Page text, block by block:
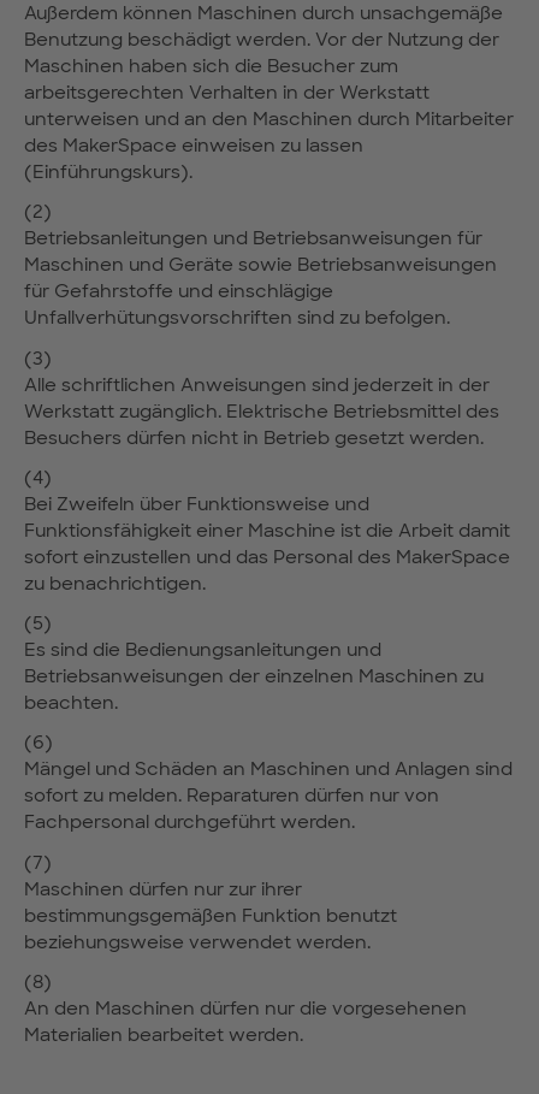
Außerdem können Maschinen durch unsachgemäße
Benutzung beschädigt werden. Vor der Nutzung der
Maschinen haben sich die Besucher zum
arbeitsgerechten Verhalten in der Werkstatt
unterweisen und an den Maschinen durch Mitarbeiter
des MakerSpace einweisen zu lassen
(Einführungskurs).
(2)
Betriebsanleitungen und Betriebsanweisungen für
Maschinen und Geräte sowie Betriebsanweisungen
für Gefahrstoffe und einschlägige
Unfallverhütungsvorschriften sind zu befolgen.
(3)
Alle schriftlichen Anweisungen sind jederzeit in der
Werkstatt zugänglich. Elektrische Betriebsmittel des
Besuchers dürfen nicht in Betrieb gesetzt werden.
(4)
Bei Zweifeln über Funktionsweise und
Funktionsfähigkeit einer Maschine ist die Arbeit damit
sofort einzustellen und das Personal des MakerSpace
zu benachrichtigen.
(5)
Es sind die Bedienungsanleitungen und
Betriebsanweisungen der einzelnen Maschinen zu
beachten.
(6)
Mängel und Schäden an Maschinen und Anlagen sind
sofort zu melden. Reparaturen dürfen nur von
Fachpersonal durchgeführt werden.
(7)
Maschinen dürfen nur zur ihrer
bestimmungsgemäßen Funktion benutzt
beziehungsweise verwendet werden.
(8)
An den Maschinen dürfen nur die vorgesehenen
Materialien bearbeitet werden.